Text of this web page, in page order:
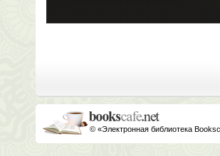
© «Электронная библиотека